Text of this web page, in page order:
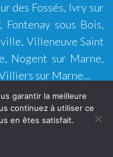
des Fossés, Ivry sur
sous Bois,
Villeneuve Saint
Nogent sur Marne,
sur Marne...
,Sarcelles,Garges
,Bezons,Herblay
garantir la meilleure
continuez à utiliser ce
en êtes satisfait.